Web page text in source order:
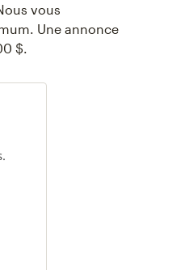
vous
Une annonce
$.